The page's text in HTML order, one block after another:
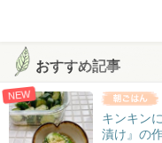
おすすめ記事
NEW
キンキン
漬け』の